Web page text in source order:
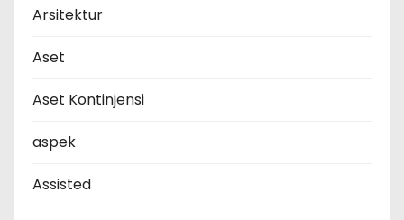
Arsitektur
Aset
Aset Kontinjensi
aspek
Assisted